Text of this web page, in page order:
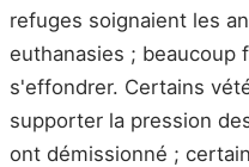
refuges soignaient les
euthanasies ; beaucoup
s'effondrer. Certains
supporter la pression
ont démissionné ;